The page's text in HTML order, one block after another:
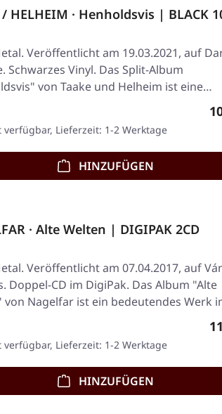
/ HELHEIM · Henholdsvis | BLACK
Veröffentlicht am 19.03.2021, auf
Schwarzes Vinyl. Das Split-Album
von Taake und Helheim ist eine
verfügbar, Lieferzeit: 1-2 Werktage
HINZUFÜGEN
· Alte Welten | DIGIPAK 2CD
Veröffentlicht am 07.04.2017, auf
Doppel-CD im DigiPak. Das Album "Alte
von Nagelfar ist ein bedeutendes Werk
verfügbar, Lieferzeit: 1-2 Werktage
HINZUFÜGEN